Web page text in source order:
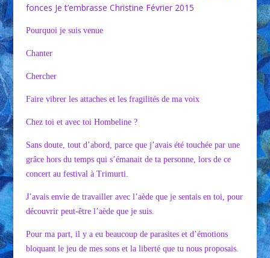
fonces Je t’embrasse Christine Février 2015
Pourquoi je suis venue
Chanter
Chercher
Faire vibrer les attaches et les fragilités de ma voix
Chez toi et avec toi Hombeline ?
Sans doute, tout d’abord, parce que j’avais été touchée par une
grâce hors du temps qui s’émanait de ta personne, lors de ce
concert au festival à Trimurti.
J’avais envie de travailler avec l’aède que je sentais en toi, pour
découvrir peut-être l’aède que je suis.
Pour ma part, il y a eu beaucoup de parasites et d’émotions
bloquant le jeu de mes sons et la liberté que tu nous proposais.